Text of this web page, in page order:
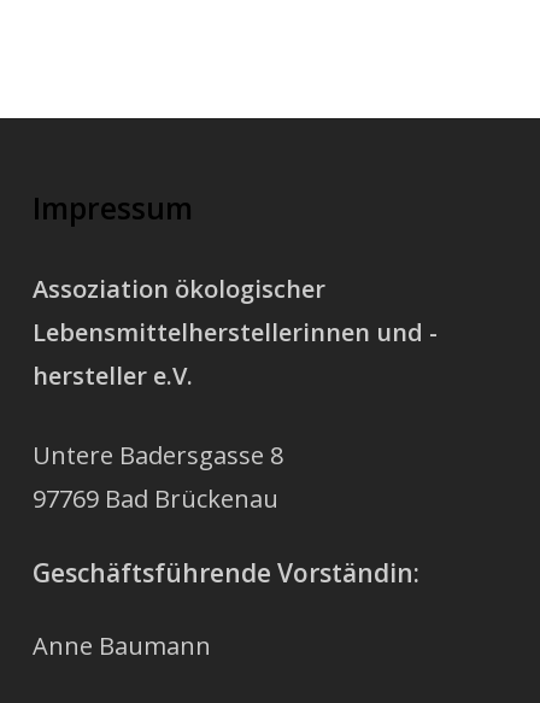
Impressum
Assoziation ökologischer
Lebensmittelherstellerinnen und -
hersteller e.V.
Untere Badersgasse 8
97769 Bad Brückenau
Geschäftsführende Vorständin:
Anne Baumann